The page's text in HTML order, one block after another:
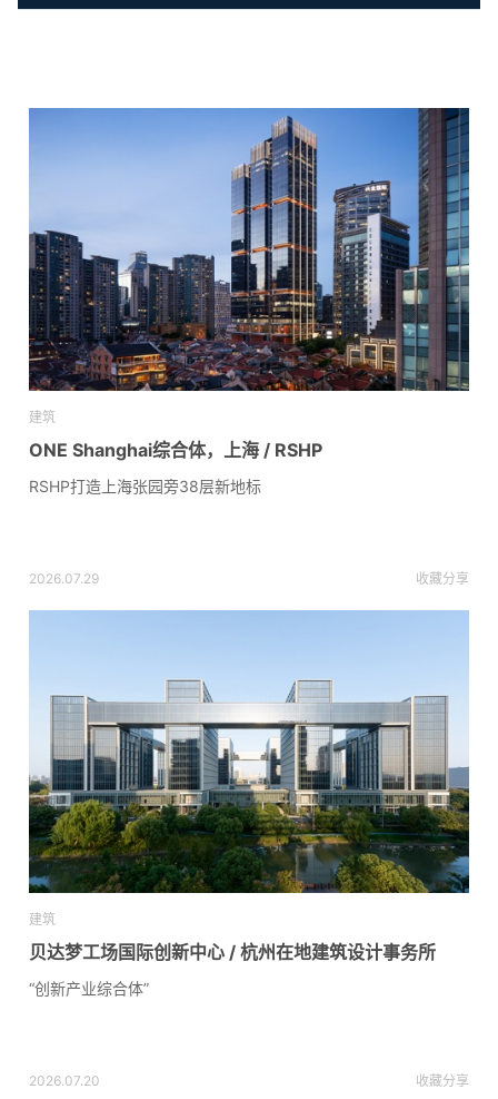
建筑
ONE Shanghai综合体，上海 / RSHP
RSHP打造上海张园旁38层新地标
2026.07.29 收藏分享
建筑
贝达梦工场国际创新中心 / 杭州在地建筑设计事务所
“创新产业综合体”
2026.07.20 收藏分享